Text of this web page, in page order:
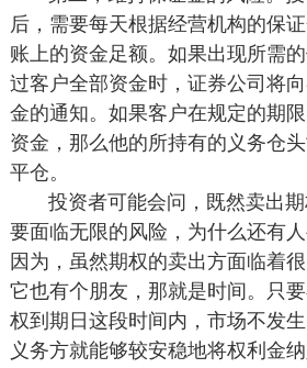
后，需要每天根据经营机构的保
账上的资金足额。如果出现所需
过客户全部资金时，证券公司将
金的通知。如果客户在规定的期
资金，那么他的所持有的义务仓
平仓。
投资者可能会问，既然卖出
要面临无限的风险，为什么还有
因为，虽然期权的卖出方面临着
它也有个朋友，那就是时间。只
权到期日这段时间内，市场不发
义务方就能够较安稳地将权利金纳